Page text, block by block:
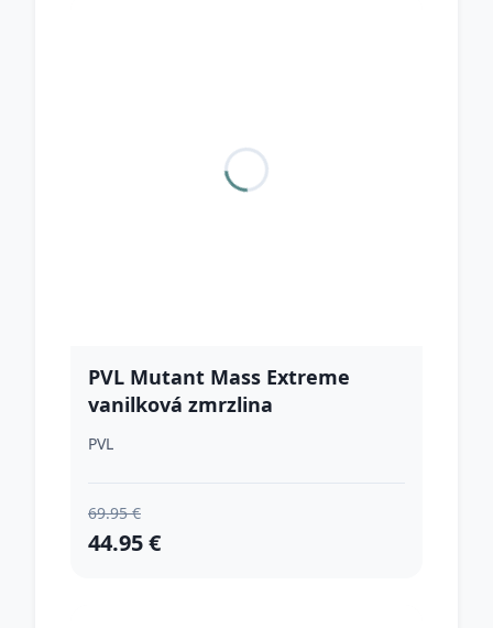
PVL Mutant Mass Extreme
vanilková zmrzlina
PVL
69.95 €
44.95 €